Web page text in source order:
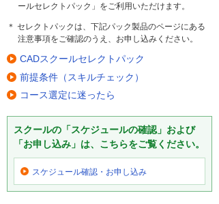
ールセレクトパック」をご利用いただけます。
＊ セレクトパックは、下記パック製品のページにある
注意事項をご確認のうえ、お申し込みください。
CADスクールセレクトパック
前提条件（スキルチェック）
コース選定に迷ったら
スクールの「スケジュールの確認」および
「お申し込み」は、こちらをご覧ください。
スケジュール確認・ お申し込み